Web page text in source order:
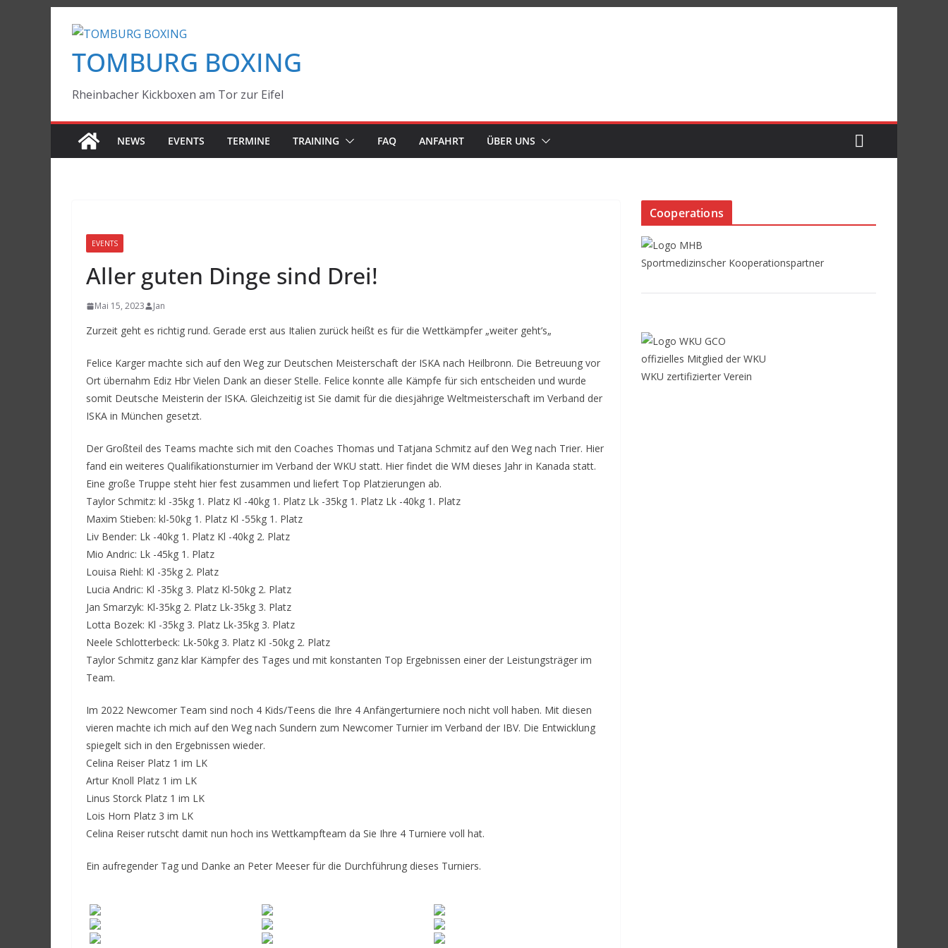
Inhalt
springen
TOMBURG BOXING
Rheinbacher Kickboxen am Tor zur Eifel
NEWS EVENTS TERMINE TRAINING FAQ ANFAHRT ÜBER UNS
EVENTS
Aller guten Dinge sind Drei!
Mai 15, 2023 Jan
Zurzeit geht es richtig rund. Gerade erst aus Italien zurück heißt es für die Wettkämpfer „weiter geht’s„
Felice Karger machte sich auf den Weg zur Deutschen Meisterschaft der ISKA nach Heilbronn. Die Betreuung vor
Ort übernahm Ediz Hbr Vielen Dank an dieser Stelle. Felice konnte alle Kämpfe für sich entscheiden und wurde
somit Deutsche Meisterin der ISKA. Gleichzeitig ist Sie damit für die diesjährige Weltmeisterschaft im Verband der
ISKA in München gesetzt.
Der Großteil des Teams machte sich mit den Coaches Thomas und Tatjana Schmitz auf den Weg nach Trier. Hier
fand ein weiteres Qualifikationsturnier im Verband der WKU statt. Hier findet die WM dieses Jahr in Kanada statt.
Eine große Truppe steht hier fest zusammen und liefert Top Platzierungen ab.
Taylor Schmitz: kl -35kg 1. Platz Kl -40kg 1. Platz Lk -35kg 1. Platz Lk -40kg 1. Platz
Maxim Stieben: kl-50kg 1. Platz Kl -55kg 1. Platz
Liv Bender: Lk -40kg 1. Platz Kl -40kg 2. Platz
Mio Andric: Lk -45kg 1. Platz
Louisa Riehl: Kl -35kg 2. Platz
Lucia Andric: Kl -35kg 3. Platz Kl-50kg 2. Platz
Jan Smarzyk: Kl-35kg 2. Platz Lk-35kg 3. Platz
Lotta Bozek: Kl -35kg 3. Platz Lk-35kg 3. Platz
Neele Schlotterbeck: Lk-50kg 3. Platz Kl -50kg 2. Platz
Taylor Schmitz ganz klar Kämpfer des Tages und mit konstanten Top Ergebnissen einer der Leistungsträger im
Team.
Im 2022 Newcomer Team sind noch 4 Kids/Teens die Ihre 4 Anfängerturniere noch nicht voll haben. Mit diesen
vieren machte ich mich auf den Weg nach Sundern zum Newcomer Turnier im Verband der IBV. Die Entwicklung
spiegelt sich in den Ergebnissen wieder.
Celina Reiser Platz 1 im LK
Artur Knoll Platz 1 im LK
Linus Storck Platz 1 im LK
Lois Horn Platz 3 im LK
Celina Reiser rutscht damit nun hoch ins Wettkampfteam da Sie Ihre 4 Turniere voll hat.
Ein aufregender Tag und Danke an Peter Meeser für die Durchführung dieses Turniers.
Cooperations
Sportmedizinscher Kooperationspartner
offizielles Mitglied der WKU
WKU zertifizierter Verein